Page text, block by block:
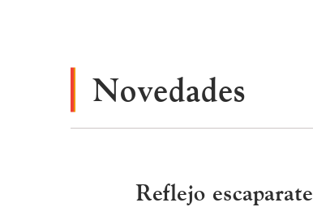
Novedades
Reflejo escaparate